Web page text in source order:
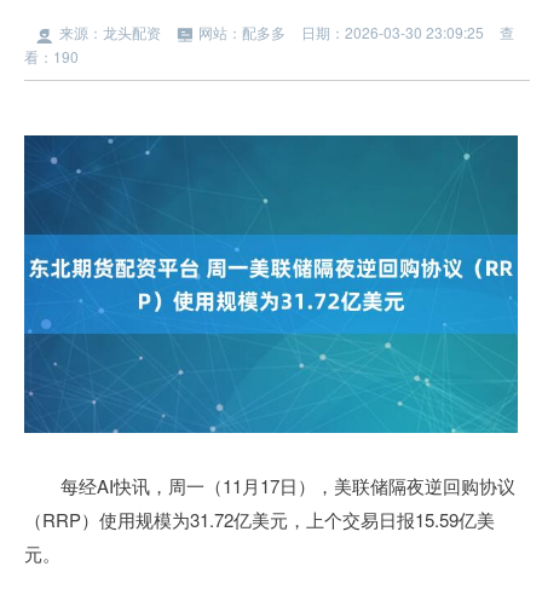
来源：龙头配资 网站：配多多 日期：2026-03-30 23:09:25
查
看：190
每经AI快讯，周一（11月17日），美联储隔夜逆回购协议
（RRP）使用规模为31.72亿美元，上个交易日报15.59亿美
元。